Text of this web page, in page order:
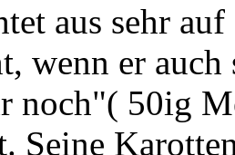
aus sehr
wenn er
noch"( 50ig
Seine